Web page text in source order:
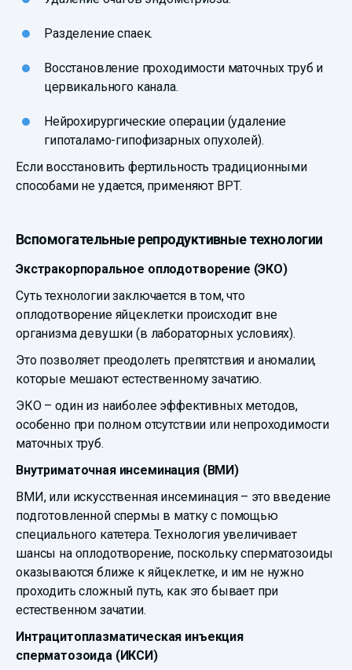
Разделение спаек.
Восстановление проходимости маточных труб и
цервикального канала.
Нейрохирургические операции (удаление
гипоталамо-гипофизарных опухолей).
Если восстановить фертильность традиционными
способами не удается, применяют ВРТ.
Вспомогательные репродуктивные технологии
Экстракорпоральное оплодотворение (ЭКО)
Суть технологии заключается в том, что
оплодотворение яйцеклетки происходит вне
организма девушки (в лабораторных условиях).
Это позволяет преодолеть препятствия и аномалии,
которые мешают естественному зачатию.
ЭКО – один из наиболее эффективных методов,
особенно при полном отсутствии или непроходимости
маточных труб.
Внутриматочная инсеминация (ВМИ)
ВМИ, или искусственная инсеминация – это введение
подготовленной спермы в матку с помощью
специального катетера. Технология увеличивает
шансы на оплодотворение, поскольку сперматозоиды
оказываются ближе к яйцеклетке, и им не нужно
проходить сложный путь, как это бывает при
естественном зачатии.
Интрацитоплазматическая инъекция
сперматозоида (ИКСИ)